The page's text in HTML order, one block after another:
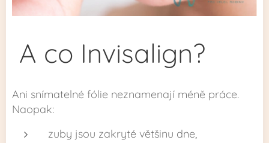
A co Invisalign?
Ani snímatelné fólie neznamenají méně práce.
Naopak:
zuby jsou zakryté většinu dne,